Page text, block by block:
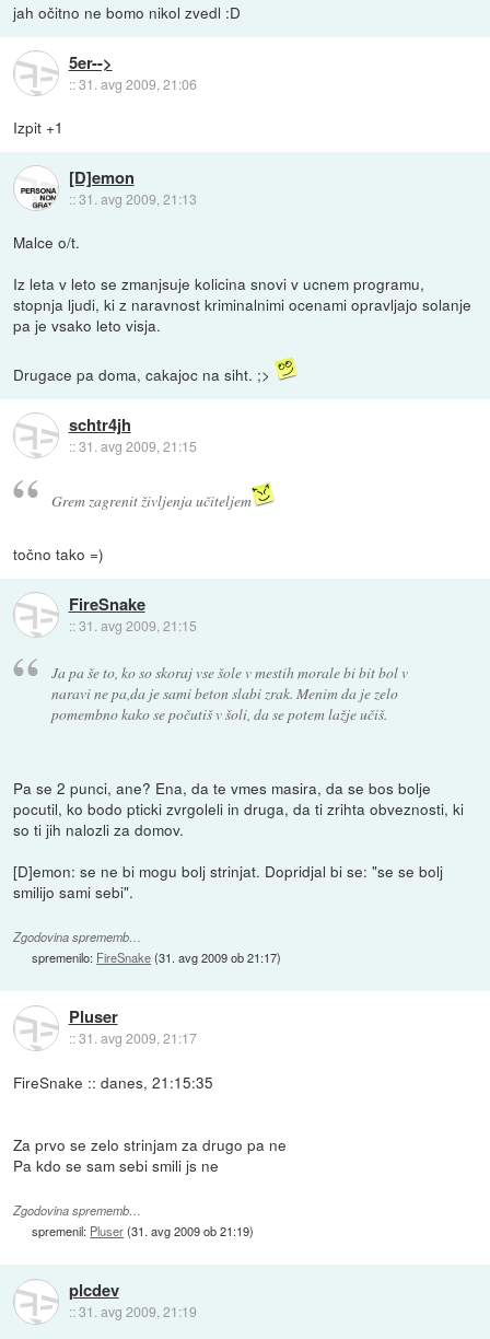
jah očitno ne bomo nikol zvedl :D
5er-->
::31. avg 2009, 21:06
Izpit +1
[D]emon
::31. avg 2009, 21:13
Malce o/t.
Iz leta v leto se zmanjsuje kolicina snovi v ucnem programu,
stopnja ljudi, ki z naravnost kriminalnimi ocenami opravljajo solanje
pa je vsako leto visja.
Drugace pa doma, cakajoc na siht. ;>
schtr4jh
::31. avg 2009, 21:15
Grem zagrenit življenja učiteljem
točno tako =)
FireSnake
::31. avg 2009, 21:15
Ja pa še to, ko so skoraj vse šole v mestih morale bi bit bol v
naravi ne pa,da je sami beton slabi zrak. Menim da je zelo
pomembno kako se počutiš v šoli, da se potem lažje učiš.
Pa se 2 punci, ane? Ena, da te vmes masira, da se bos bolje
pocutil, ko bodo pticki zvrgoleli in druga, da ti zrihta obveznosti, ki
so ti jih nalozli za domov.
[D]emon: se ne bi mogu bolj strinjat. Dopridjal bi se: "se se bolj
smilijo sami sebi".
Zgodovina sprememb…
spremenilo: FireSnake(31. avg 2009 ob 21:17)
Pluser
::31. avg 2009, 21:17
FireSnake :: danes, 21:15:35
Za prvo se zelo strinjam za drugo pa ne
Pa kdo se sam sebi smili js ne
Zgodovina sprememb…
spremenil: Pluser(31. avg 2009 ob 21:19)
plcdev
::31. avg 2009, 21:19